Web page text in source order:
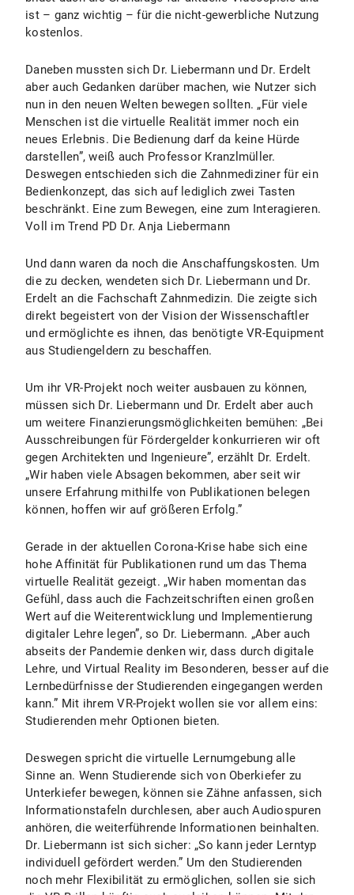
ist – ganz wichtig – für die nicht-gewerbliche Nutzung
kostenlos.
Daneben mussten sich Dr. Liebermann und Dr. Erdelt
aber auch Gedanken darüber machen, wie Nutzer sich
nun in den neuen Welten bewegen sollten. „Für viele
Menschen ist die virtuelle Realität immer noch ein
neues Erlebnis. Die Bedienung darf da keine Hürde
darstellen”, weiß auch Professor Kranzlmüller.
Deswegen entschieden sich die Zahnmediziner für ein
Bedienkonzept, das sich auf lediglich zwei Tasten
beschränkt. Eine zum Bewegen, eine zum Interagieren.
Voll im Trend PD Dr. Anja Liebermann
Und dann waren da noch die Anschaffungskosten. Um
die zu decken, wendeten sich Dr. Liebermann und Dr.
Erdelt an die Fachschaft Zahnmedizin. Die zeigte sich
direkt begeistert von der Vision der Wissenschaftler
und ermöglichte es ihnen, das benötigte VR-Equipment
aus Studiengeldern zu beschaffen.
Um ihr VR-Projekt noch weiter ausbauen zu können,
müssen sich Dr. Liebermann und Dr. Erdelt aber auch
um weitere Finanzierungsmöglichkeiten bemühen: „Bei
Ausschreibungen für Fördergelder konkurrieren wir oft
gegen Architekten und Ingenieure”, erzählt Dr. Erdelt.
„Wir haben viele Absagen bekommen, aber seit wir
unsere Erfahrung mithilfe von Publikationen belegen
können, hoffen wir auf größeren Erfolg.”
Gerade in der aktuellen Corona-Krise habe sich eine
hohe Affinität für Publikationen rund um das Thema
virtuelle Realität gezeigt. „Wir haben momentan das
Gefühl, dass auch die Fachzeitschriften einen großen
Wert auf die Weiterentwicklung und Implementierung
digitaler Lehre legen”, so Dr. Liebermann. „Aber auch
abseits der Pandemie denken wir, dass durch digitale
Lehre, und Virtual Reality im Besonderen, besser auf die
Lernbedürfnisse der Studierenden eingegangen werden
kann.” Mit ihrem VR-Projekt wollen sie vor allem eins:
Studierenden mehr Optionen bieten.
Deswegen spricht die virtuelle Lernumgebung alle
Sinne an. Wenn Studierende sich von Oberkiefer zu
Unterkiefer bewegen, können sie Zähne anfassen, sich
Informationstafeln durchlesen, aber auch Audiospuren
anhören, die weiterführende Informationen beinhalten.
Dr. Liebermann ist sich sicher: „So kann jeder Lerntyp
individuell gefördert werden.” Um den Studierenden
noch mehr Flexibilität zu ermöglichen, sollen sie sich